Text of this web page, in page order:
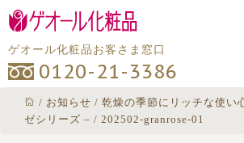
ゲオール化粧品お客さま窓口
0120-21-3386
/ お知らせ / 乾燥の季節にリッチな使い
ゼシリーズ – / 202502-granrose-01